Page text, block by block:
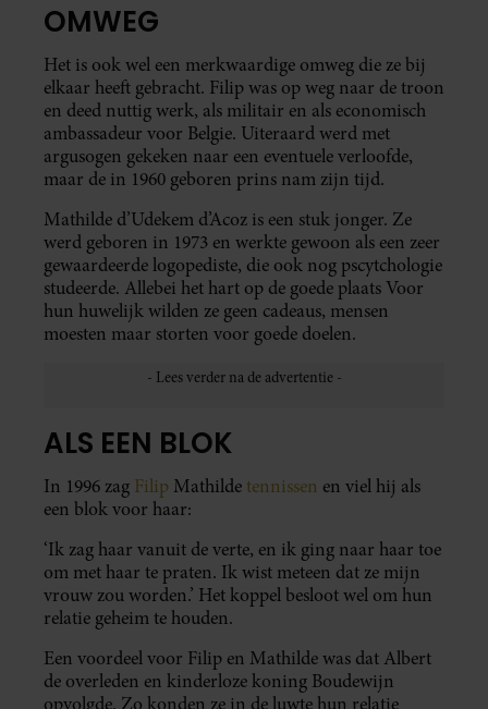
OMWEG
Het is ook wel een merkwaardige omweg die ze bij
elkaar heeft gebracht. Filip was op weg naar de troon
en deed nuttig werk, als militair en als economisch
ambassadeur voor Belgie. Uiteraard werd met
argusogen gekeken naar een eventuele verloofde,
maar de in 1960 geboren prins nam zijn tijd.
Mathilde d’Udekem d’Acoz is een stuk jonger. Ze
werd geboren in 1973 en werkte gewoon als een zeer
gewaardeerde logopediste, die ook nog pscytchologie
studeerde. Allebei het hart op de goede plaats Voor
hun huwelijk wilden ze geen cadeaus, mensen
moesten maar storten voor goede doelen.
ALS EEN BLOK
In 1996 zag Filip Mathilde tennissen en viel hij als
een blok voor haar:
‘Ik zag haar vanuit de verte, en ik ging naar haar toe
om met haar te praten. Ik wist meteen dat ze mijn
vrouw zou worden.’ Het koppel besloot wel om hun
relatie geheim te houden.
Een voordeel voor Filip en Mathilde was dat Albert
de overleden en kinderloze koning Boudewijn